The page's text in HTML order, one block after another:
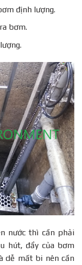
định lượng.
bơm.
nước thì cần phải
hút, đẩy của bơm
dễ mất bi nên cần